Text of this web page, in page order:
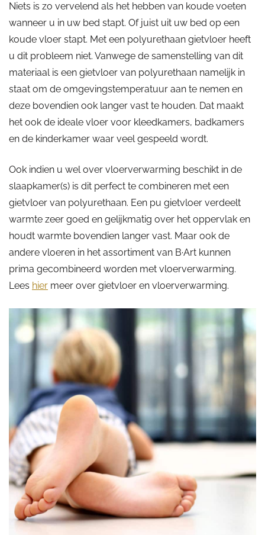
Niets is zo vervelend als het hebben van koude voeten
wanneer u in uw bed stapt. Of juist uit uw bed op een
koude vloer stapt. Met een polyurethaan gietvloer heeft
u dit probleem niet. Vanwege de samenstelling van dit
materiaal is een gietvloer van polyurethaan namelijk in
staat om de omgevingstemperatuur aan te nemen en
deze bovendien ook langer vast te houden. Dat maakt
het ook de ideale vloer voor kleedkamers, badkamers
en de kinderkamer waar veel gespeeld wordt.
Ook indien u wel over vloerverwarming beschikt in de
slaapkamer(s) is dit perfect te combineren met een
gietvloer van polyurethaan. Een pu gietvloer verdeelt
warmte zeer goed en gelijkmatig over het oppervlak en
houdt warmte bovendien langer vast. Maar ook de
andere vloeren in het assortiment van B·Art kunnen
prima gecombineerd worden met vloerverwarming.
Lees hier meer over gietvloer en vloerverwarming.